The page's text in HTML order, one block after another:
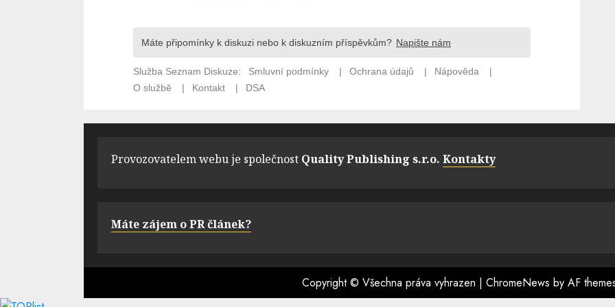
Provozovatelem webu je společnost Quality Publishing s.r.o. Kontakty
Máte zájem o PR článek?
Copyright © Všechna práva vyhrazen | ChromeNews by AF